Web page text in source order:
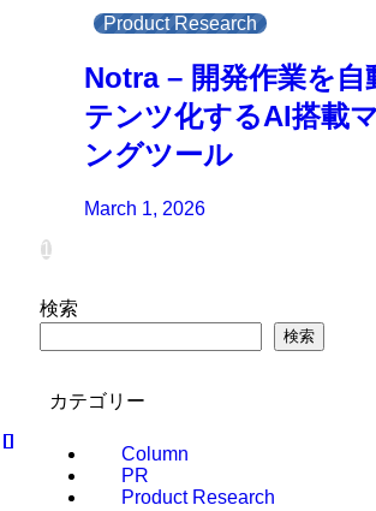
Product Research
Notra – 開発作業を自
テンツ化するAI搭載
ングツール
March 1, 2026
1
検索
検索
カテゴリー
Column
PR
Product Research